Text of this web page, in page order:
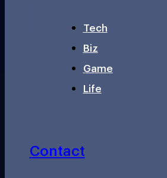
Tech
Biz
Game
Life
Contact